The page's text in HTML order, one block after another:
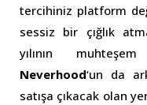
tercihiniz platform
sessiz bir çığlık
yılının
Neverhood‘un da
satışa çıkacak olan